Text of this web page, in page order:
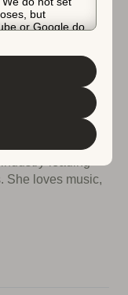
but
or Google do.
and the
cookie settings
button.
, Senior Product
Marketing
works daily to
leading
She loves music,